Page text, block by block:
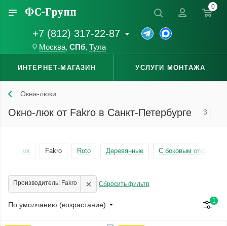
+7 (812) 317-22-87
Москва, СПб, Тула
0
ИНТЕРНЕТ-МАГАЗИН УСЛУГИ МОНТАЖА
Окна-люки
Окно-люк от Fakro в Санкт-Петербурге 3
Velux Fakro Roto Деревянные С боковым
Производитель: Fakro × Сбросить фильтр
По умолчанию (возрастание) 1